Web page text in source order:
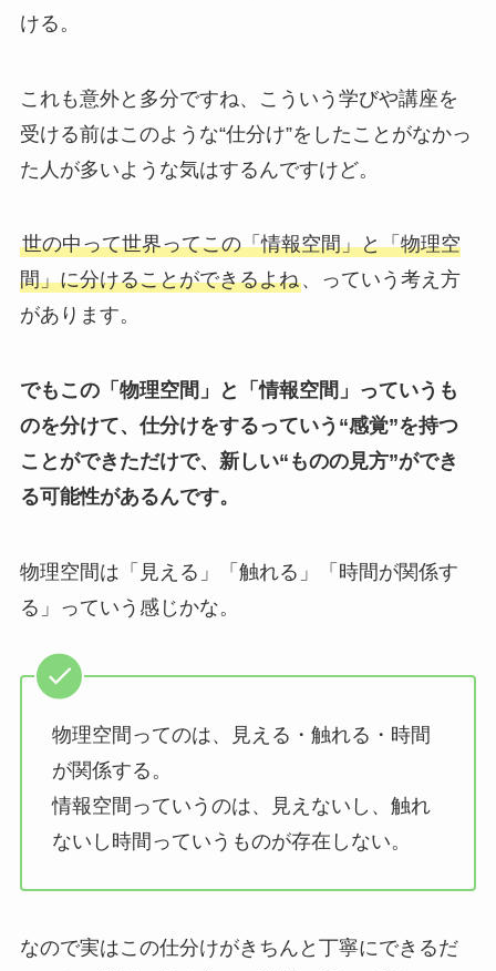
ける。
これも意外と多分ですね、こういう学びや講座を
受ける前はこのような“仕分け”をしたことがなかっ
た人が多いような気はするんですけど。
世の中って世界ってこの「情報空間」と「物理空
間」に分けることができるよね、っていう考え方
があります。
でもこの「物理空間」と「情報空間」っていうも
のを分けて、仕分けをするっていう“感覚”を持つ
ことができただけで、新しい“ものの見方”ができ
る可能性があるんです。
物理空間は「見える」「触れる」「時間が関係す
る」っていう感じかな。
物理空間ってのは、見える・触れる・時間
が関係する。
情報空間っていうのは、見えないし、触れ
ないし時間っていうものが存在しない。
なので実はこの仕分けがきちんと丁寧にできるだ